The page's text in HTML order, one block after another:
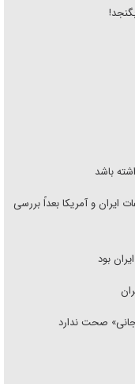
باشد
ایران و آمریکا بعداً بررسی
بود
صحت ندارد